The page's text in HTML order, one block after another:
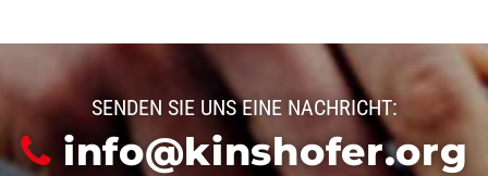
SENDEN SIE UNS EINE NACHRICHT:
 info@kinshofer.org